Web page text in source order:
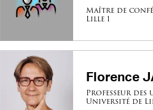
Maître de
Lille 1
Florence
Professeur des
Université de